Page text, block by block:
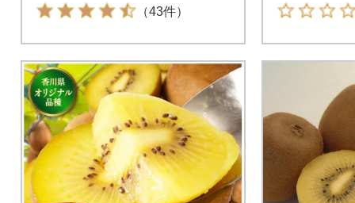
（43件）